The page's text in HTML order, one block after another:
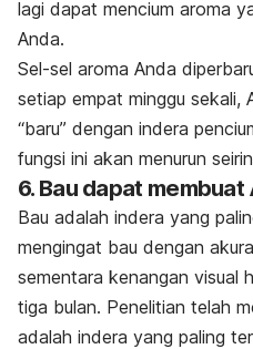
lagi dapat mencium aroma
Anda.
Sel-sel aroma Anda
setiap empat minggu sekali,
“baru” dengan indera
fungsi ini akan menurun
6. Bau dapat
Bau adalah indera yang
mengingat bau dengan
sementara kenangan visual
tiga bulan. Penelitian telah
adalah indera yang paling